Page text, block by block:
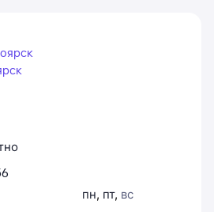
пн, пт, вс